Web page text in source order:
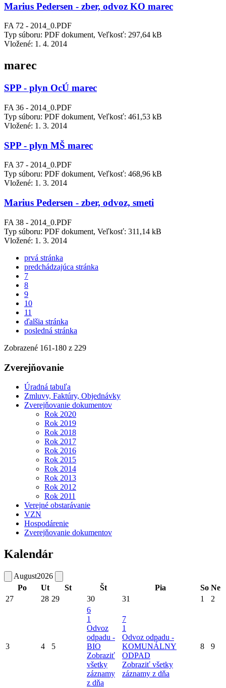
Marius Pedersen - zber, odvoz KO marec
FA 72 - 2014_0.PDF
Typ súboru: PDF dokument, Veľkosť: 297,64 kB
Vložené: 1. 4. 2014
marec
SPP - plyn OcÚ marec
FA 36 - 2014_0.PDF
Typ súboru: PDF dokument, Veľkosť: 461,53 kB
Vložené: 1. 3. 2014
SPP - plyn MŠ marec
FA 37 - 2014_0.PDF
Typ súboru: PDF dokument, Veľkosť: 468,96 kB
Vložené: 1. 3. 2014
Marius Pedersen - zber, odvoz, smeti
FA 38 - 2014_0.PDF
Typ súboru: PDF dokument, Veľkosť: 311,14 kB
Vložené: 1. 3. 2014
prvá stránka
predchádzajúca stránka
7
8
9
10
11
ďalšia stránka
posledná stránka
Zobrazené 161-180 z 229
Zverejňovanie
Úradná tabuľa
Zmluvy, Faktúry, Objednávky
Zverejňovanie dokumentov
Rok 2020
Rok 2019
Rok 2018
Rok 2017
Rok 2016
Rok 2015
Rok 2014
Rok 2013
Rok 2012
Rok 2011
Verejné obstarávanie
VZN
Hospodárenie
Zverejňovanie dokumentov
Kalendár
August2026
Po
Ut St Št Pia So Ne
27
28 29 30 31 1 2
3 4 5
6
1
Odvoz
odpadu -
BIO
Zobraziť
všetky
záznamy
z dňa
7
1
Odvoz odpadu -
KOMUNÁLNY
ODPAD
Zobraziť všetky
záznamy z dňa
8 9